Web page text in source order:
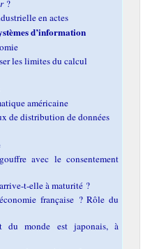
?
en actes
d’information
les limites du calcul
américaine
de distribution de données
avec le consentement
t-elle à maturité ?
française ? Rôle du
du monde est japonais, à